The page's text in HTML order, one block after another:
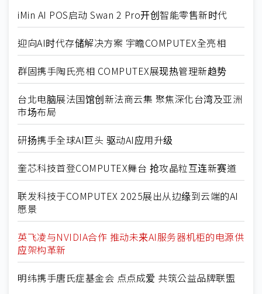
iMin AI POS启动 Swan 2 Pro开创智能零售新时代
迎向AI时代存储解决方案 宇瞻COMPUTEX全亮相
群固携手陶氏亮相 COMPUTEX展现热管理新趋势
台北电脑展法国馆创新法商云集 聚焦深化台湾及亚洲
市场布局
研扬携手全球AI巨头 驱动AI应用升级
奎芯科技首登COMPUTEX舞台 抢攻晶粒互连新赛道
联发科技于COMPUTEX 2025展出从边缘到云端的AI
愿景
英飞凌与NVIDIA合作 推动未来AI服务器机柜的电源供
应架构革新
明纬携手唐氏症基金会 点点成爱 共筑公益品牌联盟